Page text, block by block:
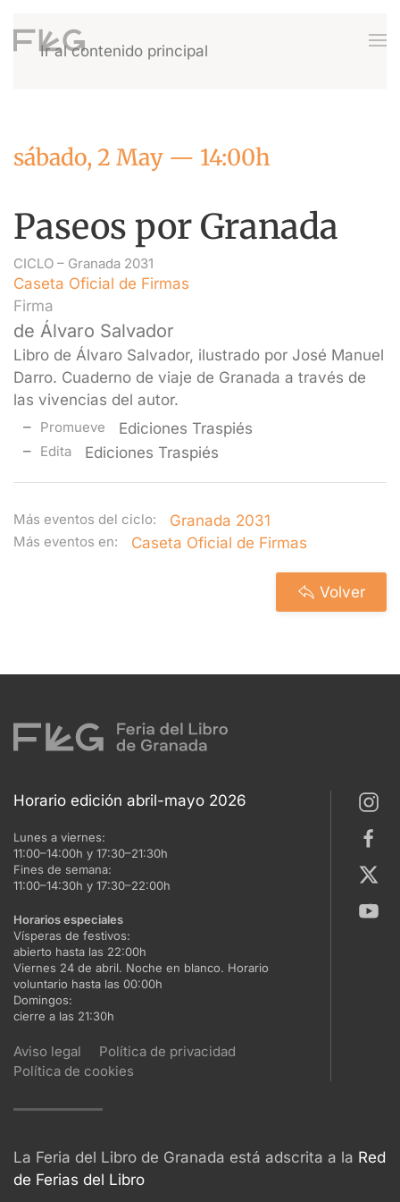
Ir al contenido principal
sábado, 2 May — 14:00h
Paseos por Granada
CICLO – Granada 2031
Caseta Oficial de Firmas
Firma
de Álvaro Salvador
Libro de Álvaro Salvador, ilustrado por José Manuel
Darro. Cuaderno de viaje de Granada a través de
las vivencias del autor.
Promueve Ediciones Traspiés
Edita Ediciones Traspiés
Más eventos del ciclo: Granada 2031
Más eventos en: Caseta Oficial de Firmas
Volver
Horario edición abril-mayo 2026
Lunes a viernes:
11:00–14:00h y 17:30–21:30h
Fines de semana:
11:00–14:30h y 17:30–22:00h
Horarios especiales
Vísperas de festivos:
abierto hasta las 22:00h
Viernes 24 de abril. Noche en blanco. Horario
voluntario hasta las 00:00h
Domingos:
cierre a las 21:30h
Aviso legal
Política de privacidad
Política de cookies
La Feria del Libro de Granada está adscrita a la Red
de Ferias del Libro